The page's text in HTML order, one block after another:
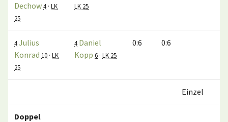
Dechow4 · LK
25
LK 25
4Julius
Konrad 10 · LK
25
4 Daniel
Kopp 6 · LK 25
0:6 0:6
Einzel
Doppel